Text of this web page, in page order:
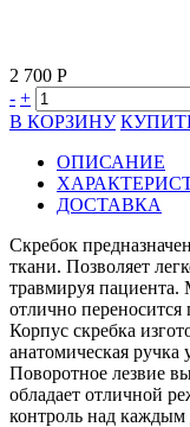
2 700 Р
- +
В КОРЗИНУ
ОПИСАНИЕ
ДОСТАВКА
Скребок
ткани. Позволяет
травмируя
отлично
Корпус скребка
анатомическая ручка
Поворотное лезвие
обладает отличной
контроль над